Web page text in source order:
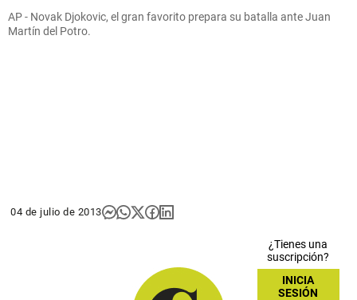
AP - Novak Djokovic, el gran favorito prepara su batalla ante Juan
Martín del Potro.
04 de julio de 2013
¿Tienes una
suscripción?
INICIA
SESIÓN